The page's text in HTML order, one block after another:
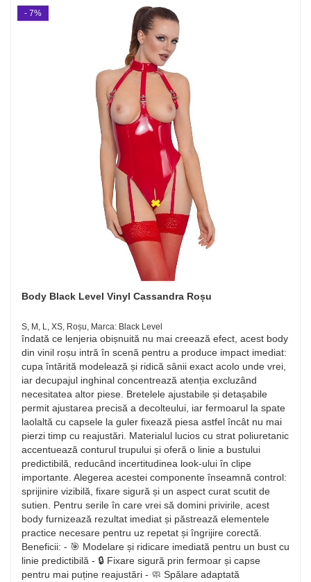
Body Black Level Vinyl Cassandra Roșu
S, M, L, XS, Roșu, Marca: Black Level
îndată ce lenjeria obișnuită nu mai creează efect, acest body
din vinil roșu intră în scenă pentru a produce impact imediat:
cupa întărită modelează și ridică sânii exact acolo unde vrei,
iar decupajul inghinal concentrează atenția excluzând
necesitatea altor piese. Bretelele ajustabile și detașabile
permit ajustarea precisă a decolteului, iar fermoarul la spate
laolaltă cu capsele la guler fixează piesa astfel încât nu mai
pierzi timp cu reajustări. Materialul lucios cu strat poliuretanic
accentuează conturul trupului și oferă o linie a bustului
predictibilă, reducând incertitudinea look-ului în clipe
importante. Alegerea acestei componente înseamnă control:
sprijinire vizibilă, fixare sigură și un aspect curat scutit de
sutien. Pentru serile în care vrei să domini privirile, acest
body furnizează rezultat imediat și păstrează elementele
practice necesare pentru uz repetat și îngrijire corectă.
Beneficii: - 🎯 Modelare și ridicare imediată pentru un bust cu
linie predictibilă - 🔒 Fixare sigură prin fermoar și capse
pentru mai puține reajustări - 🧼 Spălare adaptată
- 7%